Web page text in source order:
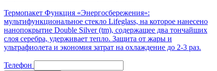
Термопакет Функция «Энергосбережения»:
мультифункциональное стекло Lifeglass, на которое нанесено
нанопокрытие Double Silver (tm), содержащее два тончайших
слоя серебра, удерживает тепло. Защита от жары и
ультрафиолета и экономия затрат на охлаждение до 2-3 раз.
Телефон